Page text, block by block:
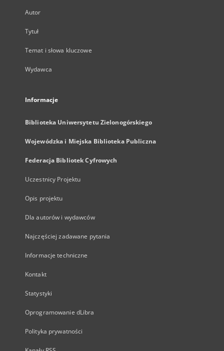
Autor
Tytuł
Temat i słowa kluczowe
Wydawca
Informacje
Biblioteka Uniwersytetu Zielonogórskiego
Wojewódzka i Miejska Biblioteka Publiczna
Federacja Bibliotek Cyfrowych
Uczestnicy Projektu
Opis projektu
Dla autorów i wydawców
Najczęściej zadawane pytania
Informacje techniczne
Kontakt
Statystyki
Oprogramowanie dLibra
Polityka prywatności